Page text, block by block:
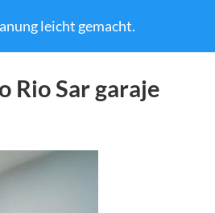
leicht gemacht.
Rio Sar garaje